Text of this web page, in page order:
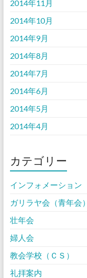
2014年11月
2014年10月
2014年9月
2014年8月
2014年7月
2014年6月
2014年5月
2014年4月
カテゴリー
インフォメーション
ガリラヤ会（青年会）
壮年会
婦人会
教会学校（ＣＳ）
礼拝案内